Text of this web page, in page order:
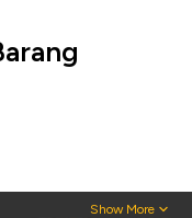
Show More